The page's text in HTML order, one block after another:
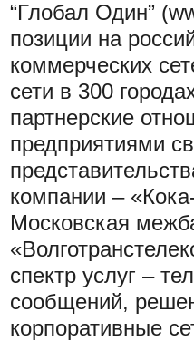
“Глобал Один”
позиции на
коммерческих
сети в 300
партнерские
предприятиями
компании –
Московская
спектр услуг –
сообщений,
корпоративные